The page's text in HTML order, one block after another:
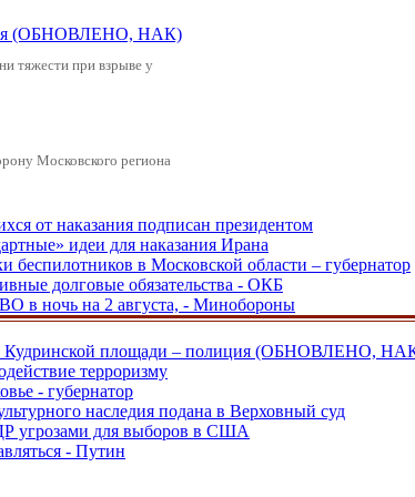
(ОБНОВЛЕНО, НАК)
тяжести при взрыве у
Московского региона
от наказания подписан президентом
идеи для наказания Ирана
беспилотников в Московской области – губернатор
долговые обязательства - ОКБ
в ночь на 2 августа, - Минобороны
Кудринской площади – полиция (ОБНОВЛЕНО,
терроризму
- губернатор
наследия подана в Верховный суд
угрозами для выборов в США
- Путин